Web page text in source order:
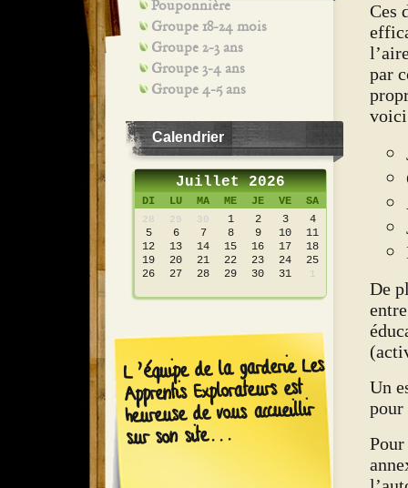
Pouponnière
Groupe 18-24 mois
Groupe 2-3 ans
Groupe 3-4 ans
Groupe 4-5 ans
Calendrier
Juillet 2026
DI LU MA ME JE VE SA
28 29 30 1 2 3
4
5
6 7 8 9 10
11
12
13 14 15 16 17
18
19
20 21 22 23 24
25
26
27 28 29 30 31 1
L’équipe de la garderie Les
Apprentis Explorateurs est
heureuse de vous accueillir
sur son site...
Ces
par
voici
De
Un